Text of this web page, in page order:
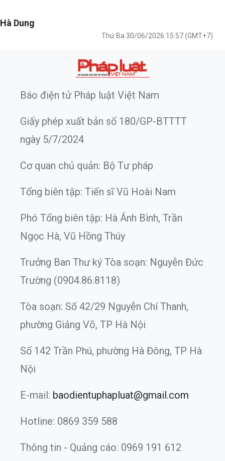
Hà Dung
Thứ Ba 30/06/2026 15:57 (GMT+7)
Báo điện tử Pháp luật Việt Nam
Giấy phép xuất bản số 180/GP-BTTTT
ngày 5/7/2024
Cơ quan chủ quản: Bộ Tư pháp
Tổng biên tập: Tiến sĩ Vũ Hoài Nam
Phó Tổng biên tập: Hà Ánh Bình, Trần
Ngọc Hà, Vũ Hồng Thúy
Trưởng Ban Thư ký Tòa soạn: Nguyễn Đức
Trường (0904.86.8118)
Tòa soạn: Số 42/29 Nguyễn Chí Thanh,
phường Giảng Võ, TP Hà Nội
Số 142 Trần Phú, phường Hà Đông, TP Hà
Nội
E-mail: baodientuphapluat@gmail.com
Hotline: 0869 359 588
Thông tin - Quảng cáo: 0969 191 612